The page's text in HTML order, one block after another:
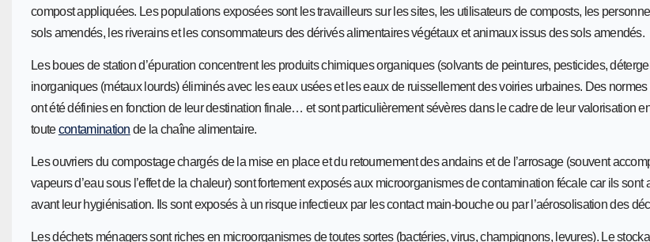
compost appliquées. Les populations exposées sont les travailleurs sur les sites, les utilisateurs de composts, les
sols amendés, les riverains et les consommateurs des dérivés alimentaires végétaux et animaux issus des sols amendés.
Les boues de station d’épuration concentrent les produits chimiques organiques (solvants de peintures, pesticides,
inorganiques (métaux lourds) éliminés avec les eaux usées et les eaux de ruissellement des voiries urbaines. Des
ont été définies en fonction de leur destination finale… et sont particulièrement sévères dans le cadre de leur valorisation
toutecontamination de la chaîne alimentaire.
Les ouvriers du compostage chargés de la mise en place et du retournement des andains et de l’arrosage (souvent
vapeurs d’eau sous l’effet de la chaleur) sont fortement exposés aux microorganismes de contamination fécale car ils sont
avant leur hygiénisation. Ils sont exposés à un risque infectieux par les contact main-bouche ou par l’aérosolisation des
Les déchets ménagers sont riches en microorganismes de toutes sortes (bactéries, virus, champignons, levures). Le